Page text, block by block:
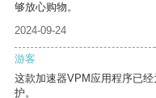
够放心购物。
2024-09-24
游客
这款加速器VPM应用程序已
护。